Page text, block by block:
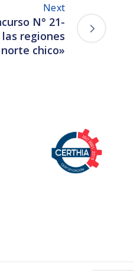
Next
N° 21-
regiones
chico»